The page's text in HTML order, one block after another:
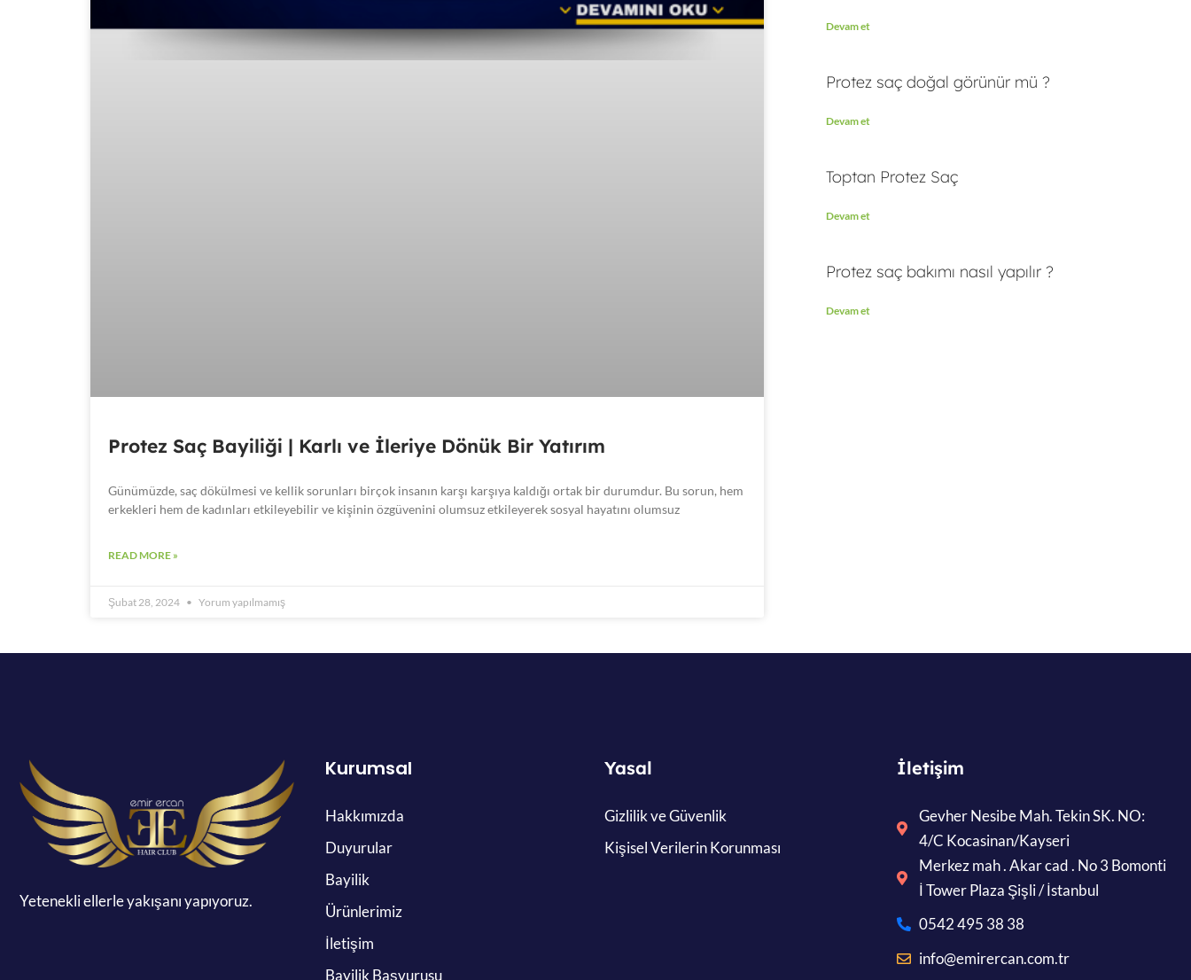
Protez Saç Bayiliği | Karlı ve İleriye Dönük Bir Yatırım
Günümüzde, saç dökülmesi ve kellik sorunları birçok insanın karşı karşıya kaldığı ortak bir durumdur. Bu sorun, hem
erkekleri hem de kadınları etkileyebilir ve kişinin özgüvenini olumsuz etkileyerek sosyal hayatını olumsuz
READ MORE »
Şubat 28, 2024 Yorum yapılmamış
Devam et
Protez saç doğal görünür mü ?
Devam et
Toptan Protez Saç
Devam et
Protez saç bakımı nasıl yapılır ?
Devam et
Yetenekli ellerle yakışanı yapıyoruz.
Kurumsal
Hakkımızda
Duyurular
Bayilik
Ürünlerimiz
İletişim
Bayilik Başvurusu
Yasal
Gizlilik ve Güvenlik
Kişisel Verilerin Korunması
İletişim
Gevher Nesibe Mah. Tekin SK. NO:
4/C Kocasinan/Kayseri
Merkez mah . Akar cad . No 3 Bomonti
İ Tower Plaza Şişli / İstanbul
0542 495 38 38
info@emirercan.com.tr